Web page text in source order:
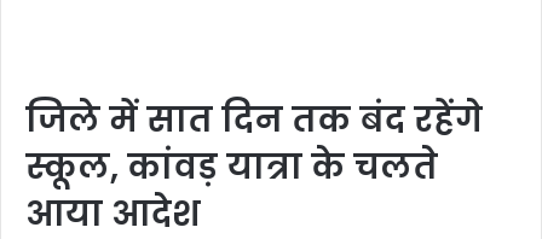
जिले में सात दिन तक बंद रहेंगे
स्कूल, कांवड़ यात्रा के चलते
आया आदेश